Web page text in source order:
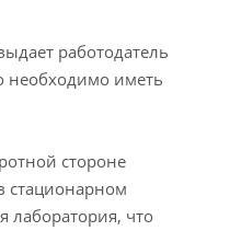
работодатель
необходимо иметь
стороне
стационарном
лаборатория, что